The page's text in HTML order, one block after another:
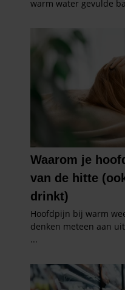
partners voor social
informatie die u aan ze
verzameld op basis van
gaat akkoord met onze